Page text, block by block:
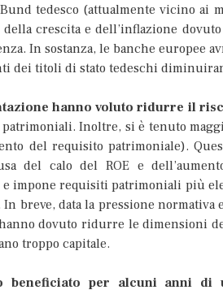
tedesco (attualmente vicino ai
crescita e dell’inflazione
In sostanza, le banche europee
dei titoli di stato tedeschi
hanno voluto ridurre il
Inoltre, si è tenuto
del requisito patrimoniale).
del calo del ROE e
impone requisiti patrimoniali più
breve, data la pressione normativa
dovuto ridurre le dimensioni
troppo capitale.
beneficiato per alcuni anni di